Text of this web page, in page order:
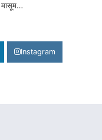
मासूम…
का कमाल, बकरी
हुआ आत्मविश्वास
Instagram